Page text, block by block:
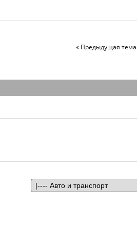
« Предыдущая тема